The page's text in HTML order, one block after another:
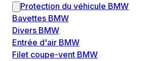
Protection du véhicule BMW
Bavettes BMW
Divers BMW
Entrée d'air BMW
Filet coupe-vent BMW